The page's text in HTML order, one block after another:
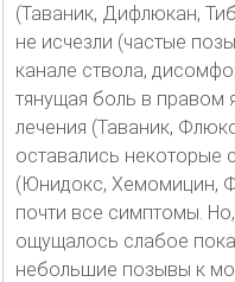
(Таваник, Дифлюкан,
не исчезли (частые
канале ствола,
тянущая боль в правом
лечения (Таваник,
оставались некоторые
(Юнидокс, Хемомицин,
почти все симптомы.
ощущалось слабое
небольшие позывы к